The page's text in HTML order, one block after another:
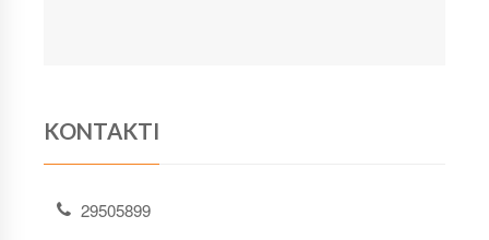
KONTAKTI
29505899